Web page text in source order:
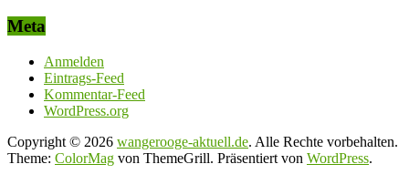
Meta
Anmelden
Eintrags-Feed
Kommentar-Feed
WordPress.org
Copyright © 2026 wangerooge-aktuell.de. Alle Rechte vorbehalten.
Theme: ColorMag von ThemeGrill. Präsentiert von WordPress.